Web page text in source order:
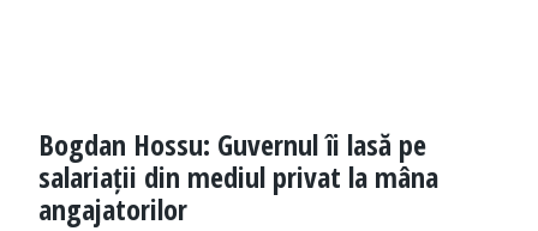
Bogdan Hossu: Guvernul îi lasă pe
salariații din mediul privat la mâna
angajatorilor